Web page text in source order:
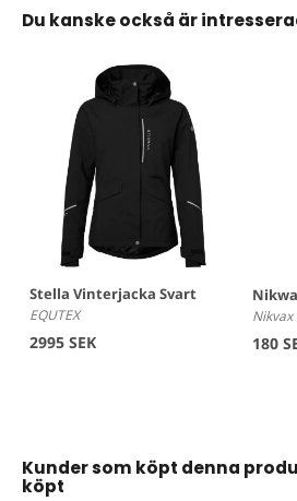
Du kanske också är
Stella Vinterjacka Svart
EQUTEX
2995 SEK
Nikvax
180
Kunder som köpt denna
köpt